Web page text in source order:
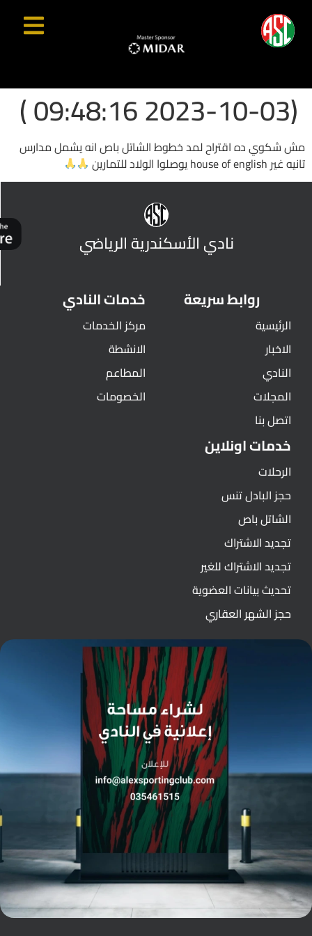
(2023-10-03 09:48:16 )
مش شكوي ده اقتراح لمد خطوط الشاتل باص انه يشمل مدارس
تانيه غير house of english يوصلوا الولاد للتمارين
نادي الأسكندرية الرياضي
روابط سريعة
الرئيسية
الاخبار
النادي
المجلات
اتصل بنا
خدمات النادي
مركز الخدمات
الانشطة
المطاعم
الخصومات
خدمات اونلاين
الرحلات
حجز البادل تنس
الشاتل باص
تجديد الاشتراك
تجديد الاشتراك للغير
تحديث بيانات العضوية
حجز الشهر العقاري